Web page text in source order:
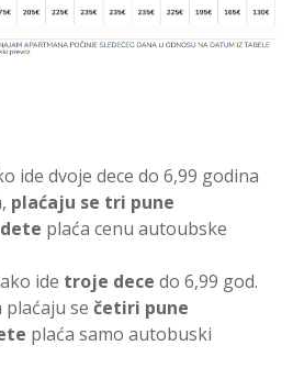
ide dvoje dece do 6,99 godina
plaćaju se tri pune
plaća cenu autoubske
ako ide troje dece do 6,99 god.
plaćaju se četiri pune
plaća samo autobuski